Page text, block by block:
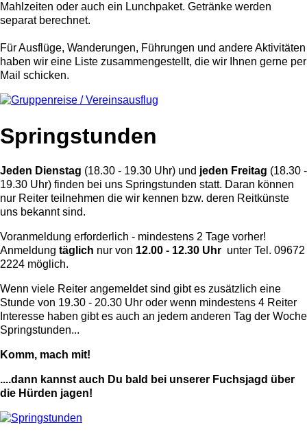
Mahlzeiten oder auch ein Lunchpaket. Getränke werden
separat berechnet.
Für Ausflüge, Wanderungen, Führungen und andere Aktivitäten
haben wir eine Liste zusammengestellt, die wir Ihnen gerne per
Mail schicken.
Springstunden
Jeden Dienstag (18.30 - 19.30 Uhr) und jeden Freitag (18.30 -
19.30 Uhr) finden bei uns Springstunden statt. Daran können
nur Reiter teilnehmen die wir kennen bzw. deren Reitkünste
uns bekannt sind.
Voranmeldung erforderlich - mindestens 2 Tage vorher!
Anmeldung täglich nur von 12.00 - 12.30 Uhr unter Tel. 09672
2224 möglich.
Wenn viele Reiter angemeldet sind gibt es zusätzlich eine
Stunde von 19.30 - 20.30 Uhr oder wenn mindestens 4 Reiter
Interesse haben gibt es auch an jedem anderen Tag der Woche
Springstunden...
Komm, mach mit!
....dann kannst auch Du bald bei unserer Fuchsjagd über
die Hürden jagen!